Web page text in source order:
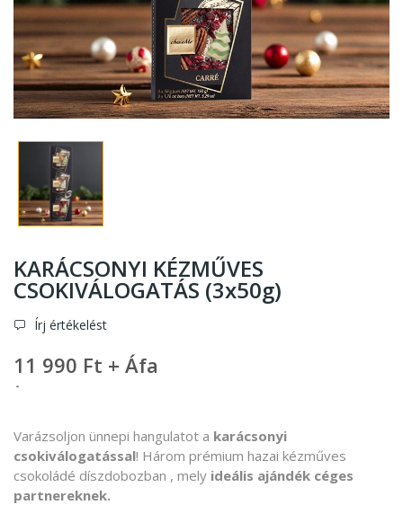
KARÁCSONYI KÉZMŰVES
CSOKIVÁLOGATÁS (3x50g)
Írj értékelést
11 990 Ft + Áfa
Varázsoljon ünnepi hangulatot a karácsonyi
csokiválogatással! Három prémium hazai kézműves
csokoládé díszdobozban , mely ideális ajándék céges
partnereknek.